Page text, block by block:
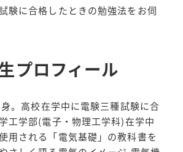
験に合格したときの勉強法をお伺
プロフィール
。高校在学中に電験三種試験に合
工学部(電子・物理工学科)在学中
用される「電気基礎」の教科書を